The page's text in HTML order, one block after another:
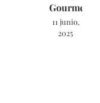
Gourmet.
11 junio,
2025